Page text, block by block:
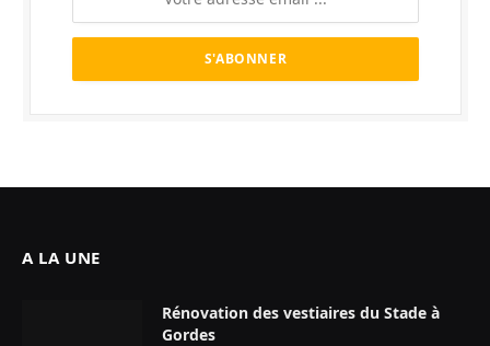
A LA UNE
Rénovation des vestiaires du Stade à
Gordes